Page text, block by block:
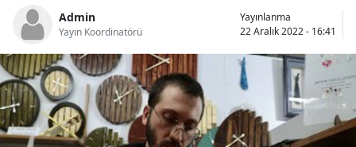
Bingöl
Bitlis
Bolu
Burdur
Admin
Yayın Koordinatörü
Yayınlanma
22 Aralık 2022 - 16:41